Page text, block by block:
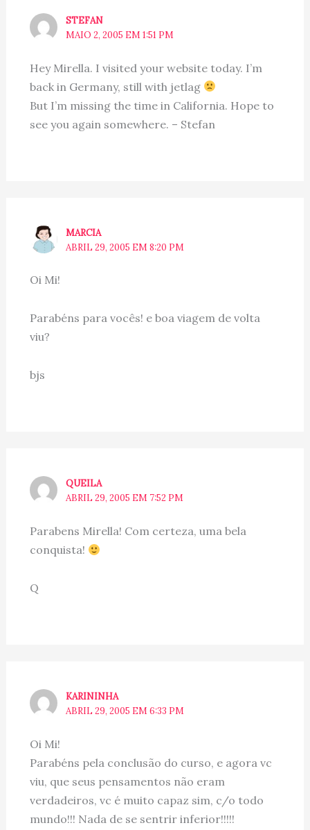
STEFAN
MAIO 2, 2005 EM 1:51 PM
Hey Mirella. I visited your website today. I’m
back in Germany, still with jetlag
But I’m missing the time in California. Hope to
see you again somewhere. – Stefan
MARCIA
ABRIL 29, 2005 EM 8:20 PM
Oi Mi!
Parabéns para vocês! e boa viagem de volta
viu?
bjs
QUEILA
ABRIL 29, 2005 EM 7:52 PM
Parabens Mirella! Com certeza, uma bela
conquista!
Q
KARININHA
ABRIL 29, 2005 EM 6:33 PM
Oi Mi!
Parabéns pela conclusão do curso, e agora vc
viu, que seus pensamentos não eram
verdadeiros, vc é muito capaz sim, c/o todo
mundo!!! Nada de se sentrir inferior!!!!!